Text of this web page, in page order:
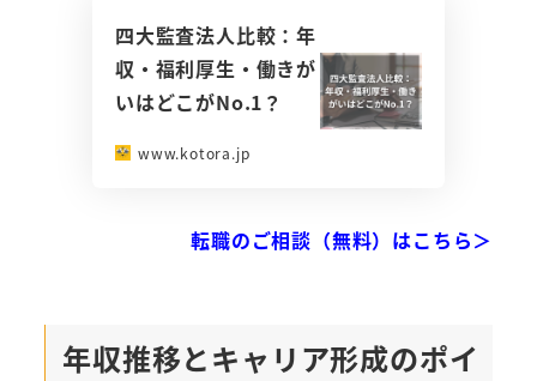
四大監査法人比較：年
収・福利厚生・働きが
いはどこがNo.1？
www.kotora.jp
転職のご相談（無料）はこちら＞
年収推移とキャリア形成のポイ